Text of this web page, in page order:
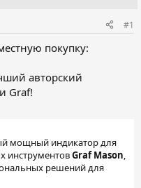
#1
покупку:
авторский
Graf!
мощный индикатор для
инструментовGraf Mason,
решений для